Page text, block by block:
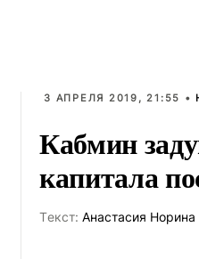
3 АПРЕЛЯ 2019, 21:55 •
Кабмин
капитала
Tекст: Анастасия Норина